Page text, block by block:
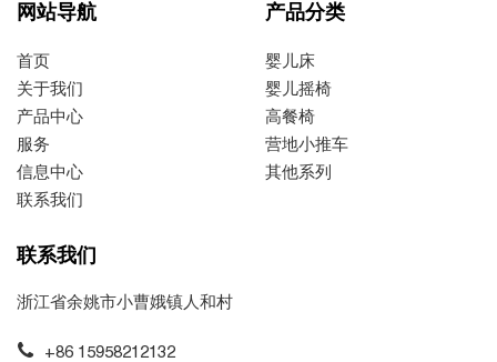
网站导航
首页
关于我们
产品中心
服务
信息中心
联系我们
产品分类
婴儿床
婴儿摇椅
高餐椅
营地小推车
其他系列
联系我们
浙江省余姚市小曹娥镇人和村
+86 15958212132